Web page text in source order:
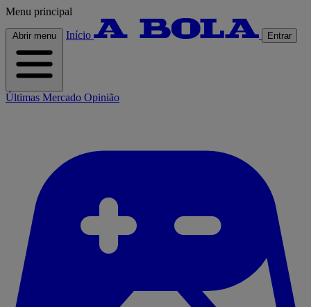
Menu principal
Abrir menu Início Entrar
Últimas Mercado Opinião